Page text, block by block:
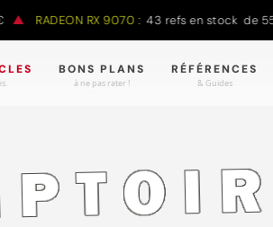
RADEON RX 9070 : 43 refs en stock de
BONS PLANS
à ne pas rater !
RÉFÉRENCES
& Guides